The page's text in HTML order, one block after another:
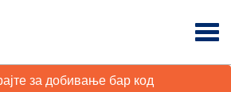
за добивање бар код